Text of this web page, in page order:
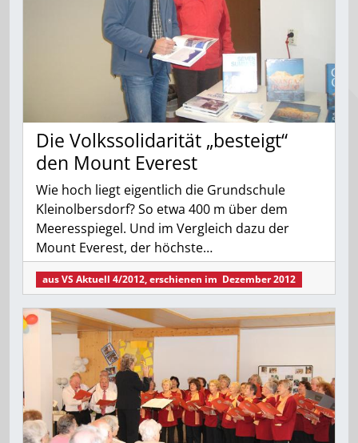
Die Volkssolidarität „besteigt“
den Mount Everest
Wie hoch liegt eigentlich die Grundschule
Kleinolbersdorf? So etwa 400 m über dem
Meeresspiegel. Und im Vergleich dazu der
Mount Everest, der höchste…
ausVS Aktuell 4/2012, erschienen im Dezember 2012